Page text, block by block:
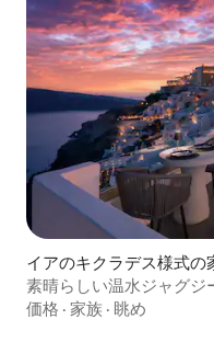
イアのキクラデス様式の
素晴らしい温水ジャグジ
ースイート
価格 · 家族 · 眺め